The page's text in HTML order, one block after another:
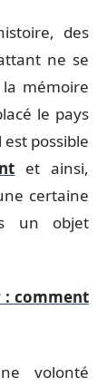
des
ne se
mémoire
le pays
est possible
et ainsi,
certaine
un objet
: comment
volonté